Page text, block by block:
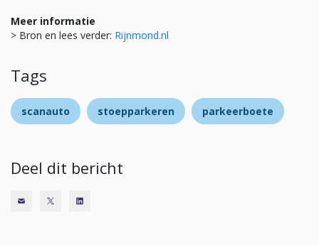
Meer informatie
> Bron en lees verder: Rijnmond.nl
Tags
scanauto stoepparkeren parkeerboete
Deel dit bericht